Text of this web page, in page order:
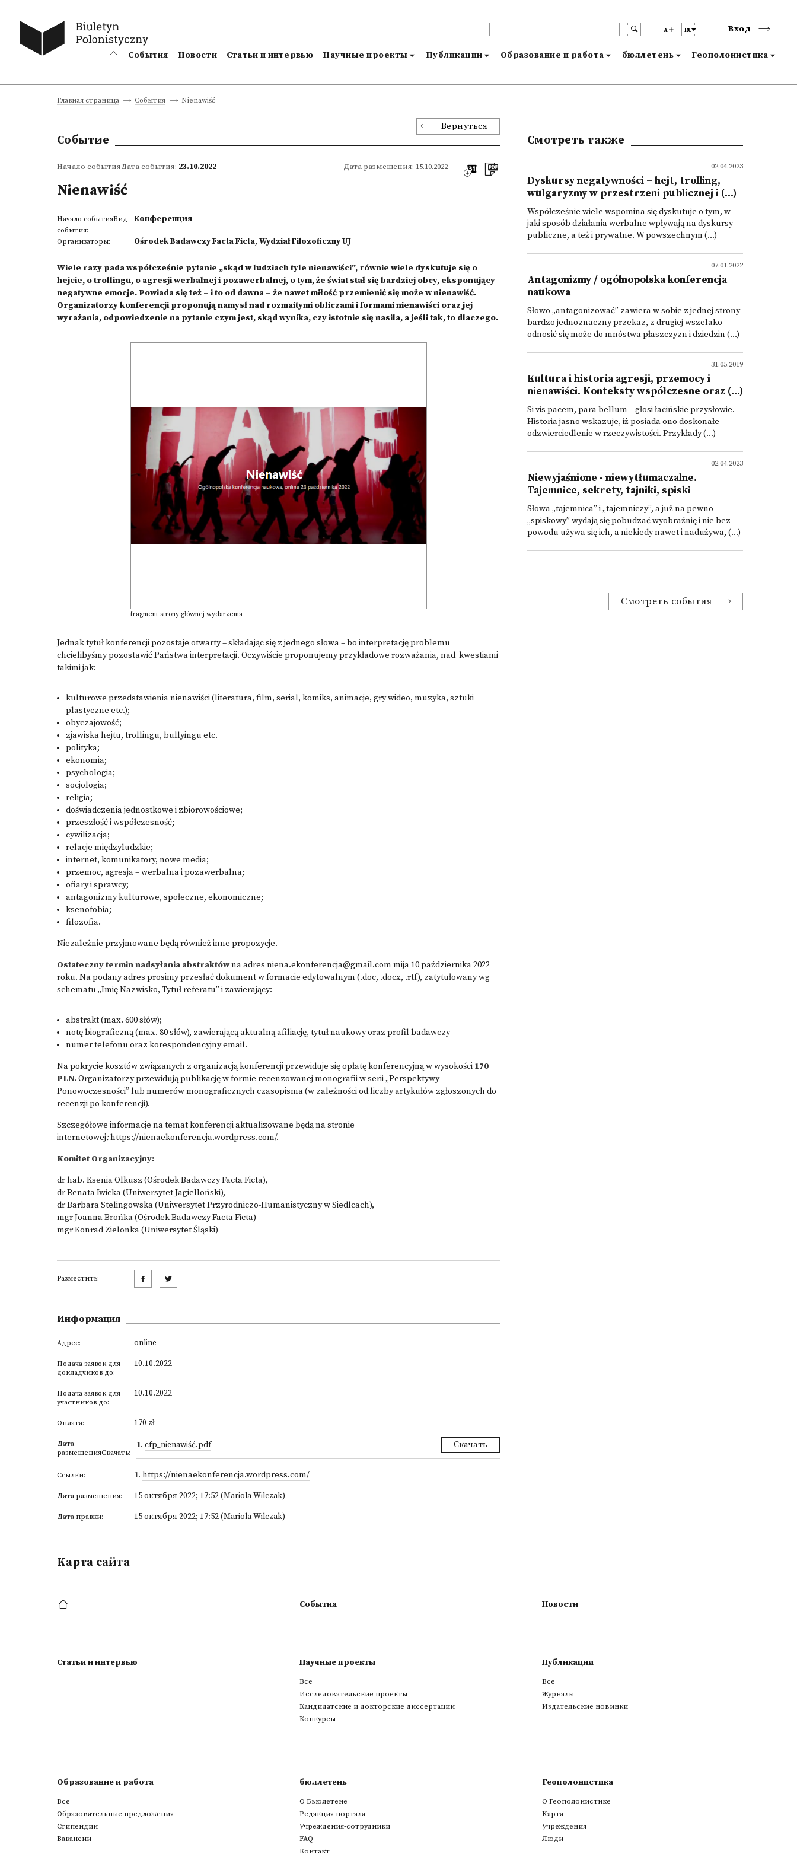
A RU Вход
События Новости Статьи и интервью Научные проекты Публикации Образование и работа бюллетень Геополонистика
Главная страница События Nienawiść
Вернуться
Событие
Начало событияДата события: 23.10.2022 Дата размещения: 15.10.2022
Nienawiść
Начало событияВид
события:
Конференция
Организаторы: Ośrodek Badawczy Facta Ficta, Wydział Filozoficzny UJ
Wiele razy pada współcześnie pytanie „skąd w ludziach tyle nienawiści”, równie wiele dyskutuje się o
hejcie, o trollingu, o agresji werbalnej i pozawerbalnej, o tym, że świat stał się bardziej obcy, eksponujący
negatywne emocje. Powiada się też – i to od dawna – że nawet miłość przemienić się może w nienawiść.
Organizatorzy konferencji proponują namysł nad rozmaitymi obliczami i formami nienawiści oraz jej
wyrażania, odpowiedzenie na pytanie czym jest, skąd wynika, czy istotnie się nasila, a jeśli tak, to dlaczego.
fragment strony głównej wydarzenia
Jednak tytuł konferencji pozostaje otwarty – składając się z jednego słowa – bo interpretację problemu
chcielibyśmy pozostawić Państwa interpretacji. Oczywiście proponujemy przykładowe rozważania, nad kwestiami
takimi jak:
kulturowe przedstawienia nienawiści (literatura, film, serial, komiks, animacje, gry wideo, muzyka, sztuki
plastyczne etc.);
obyczajowość;
zjawiska hejtu, trollingu, bullyingu etc.
polityka;
ekonomia;
psychologia;
socjologia;
religia;
doświadczenia jednostkowe i zbiorowościowe;
przeszłość i współczesność;
cywilizacja;
relacje międzyludzkie;
internet, komunikatory, nowe media;
przemoc, agresja – werbalna i pozawerbalna;
ofiary i sprawcy;
antagonizmy kulturowe, społeczne, ekonomiczne;
ksenofobia;
filozofia.
Niezależnie przyjmowane będą również inne propozycje.
Ostateczny termin nadsyłania abstraktówna adres niena.ekonferencja@gmail.com mija 10 października 2022
roku. Na podany adres prosimy przesłać dokument w formacie edytowalnym (.doc, .docx, .rtf), zatytułowany wg
schematu „Imię Nazwisko, Tytuł referatu” i zawierający:
abstrakt (max. 600 słów);
notę biograficzną (max. 80 słów), zawierającą aktualną afiliację, tytuł naukowy oraz profil badawczy
numer telefonu oraz korespondencyjny email.
Na pokrycie kosztów związanych z organizacją konferencji przewiduje się opłatę konferencyjną w wysokości 170
PLN.Organizatorzy przewidują publikację w formie recenzowanej monografii w serii „Perspektywy
Ponowoczesności” lub numerów monograficznych czasopisma (w zależności od liczby artykułów zgłoszonych do
recenzji po konferencji).
Szczegółowe informacje na temat konferencji aktualizowane będą na stronie
internetowej:https://nienaekonferencja.wordpress.com/.
Komitet Organizacyjny:
dr hab. Ksenia Olkusz (Ośrodek Badawczy Facta Ficta),
dr Renata Iwicka (Uniwersytet Jagielloński),
dr Barbara Stelingowska (Uniwersytet Przyrodniczo-Humanistyczny w Siedlcach),
mgr Joanna Brońka (Ośrodek Badawczy Facta Ficta)
mgr Konrad Zielonka (Uniwersytet Śląski)
Разместить:
Информация
Адрес: online
Подача заявок для
докладчиков до:
10.10.2022
Подача заявок для
участников до:
10.10.2022
Оплата: 170 zł
Дата
размещенияСкачать:
1. cfp_nienawiść.pdf Скачать
Ссылки: 1. https://nienaekonferencja.wordpress.com/
Дата размещения: 15 октября 2022; 17:52 (Mariola Wilczak)
Дата правки: 15 октября 2022; 17:52 (Mariola Wilczak)
Смотреть также
02.04.2023
Dyskursy negatywności – hejt, trolling,
wulgaryzmy w przestrzeni publicznej i (...)
Współcześnie wiele wspomina się dyskutuje o tym, w
jaki sposób działania werbalne wpływają na dyskursy
publiczne, a też i prywatne. W powszechnym (...)
07.01.2022
Antagonizmy / ogólnopolska konferencja
naukowa
Słowo „antagonizować” zawiera w sobie z jednej strony
bardzo jednoznaczny przekaz, z drugiej wszelako
odnosić się może do mnóstwa płaszczyzn i dziedzin (...)
31.05.2019
Kultura i historia agresji, przemocy i
nienawiści. Konteksty współczesne oraz (...)
Si vis pacem, para bellum – głosi łacińskie przysłowie.
Historia jasno wskazuje, iż posiada ono doskonałe
odzwierciedlenie w rzeczywistości. Przykłady (...)
02.04.2023
Niewyjaśnione - niewytłumaczalne.
Tajemnice, sekrety, tajniki, spiski
Słowa „tajemnica” i „tajemniczy”, a już na pewno
„spiskowy” wydają się pobudzać wyobraźnię i nie bez
powodu używa się ich, a niekiedy nawet i nadużywa, (...)
Смотреть события
Kарта сайта
События Новости
Статьи и интервью Научные проекты
Все
Исследовательские проекты
Кандидатские и докторские диссертации
Конкурсы
Публикации
Все
Журналы
Издательские новинки
Образование и работа
Все
Образовательные предложения
Стипендии
Вакансии
бюллетень
О Бьюлетене
Редакция портала
Учреждения-сотрудники
FAQ
Контакт
Геополонистика
О Геополонистике
Kарта
Учреждения
Люди